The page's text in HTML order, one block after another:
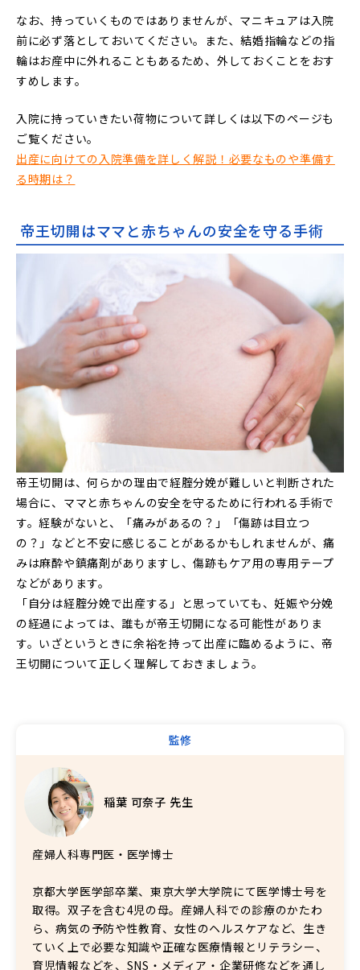
なお、持っていくものではありませんが、マニキュアは入院
前に必ず落としておいてください。また、結婚指輪などの指
輪はお産中に外れることもあるため、外しておくことをおす
すめします。
入院に持っていきたい荷物について詳しくは以下のページも
ご覧ください。
出産に向けての入院準備を詳しく解説！必要なものや準備す
る時期は？
帝王切開はママと赤ちゃんの安全を守る手術
帝王切開は、何らかの理由で経腟分娩が難しいと判断された
場合に、ママと赤ちゃんの安全を守るために行われる手術で
す。経験がないと、「痛みがあるの？」「傷跡は目立つ
の？」などと不安に感じることがあるかもしれませんが、痛
みは麻酔や鎮痛剤がありますし、傷跡もケア用の専用テープ
などがあります。
「自分は経腟分娩で出産する」と思っていても、妊娠や分娩
の経過によっては、誰もが帝王切開になる可能性がありま
す。いざというときに余裕を持って出産に臨めるように、帝
王切開について正しく理解しておきましょう。
監修
稲葉 可奈子 先生
産婦人科専門医・医学博士
京都大学医学部卒業、東京大学大学院にて医学博士号を
取得。双子を含む4児の母。産婦人科での診療のかたわ
ら、病気の予防や性教育、女性のヘルスケアなど、生き
ていく上で必要な知識や正確な医療情報とリテラシー、
育児情報などを、SNS・メディア・企業研修などを通し